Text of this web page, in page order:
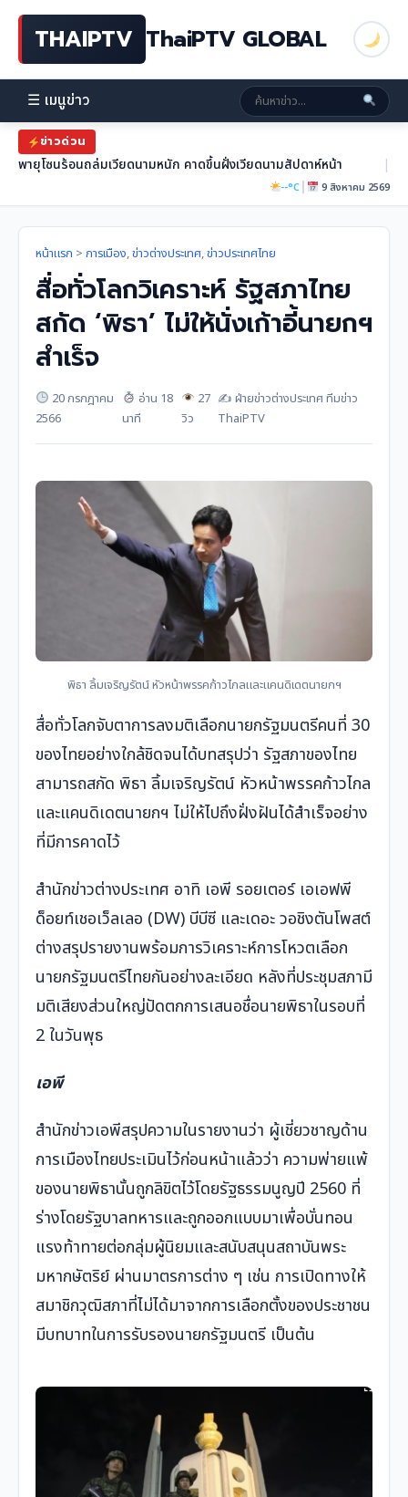
THAIPTV ThaiPTV GLOBAL
☰ เมนูข่าว
ข่าวด่วน
พายุโซนร้อนถล่มเวียดนามหนัก คาดขึ้นฝั่งเวียดนามสัปดาห์หน้า |
--°C| 9 สิงหาคม 2569
หน้าแรก > การเมือง,ข่าวต่างประเทศ,ข่าวประเทศไทย
สื่อทั่วโลกวิเคราะห์ รัฐสภาไทย
สกัด ‘พิธา’ ไม่ให้นั่งเก้าอี้นายกฯ
สำเร็จ
20 กรกฎาคม
2566
อ่าน 18
นาที
27
วิว
✍️ ฝ่ายข่าวต่างประเทศ ทีมข่าว
ThaiPTV
พิธา ลิ้มเจริญรัตน์ หัวหน้าพรรคก้าวไกลและแคนดิเดตนายกฯ
สื่อทั่วโลกจับตาการลงมติเลือกนายกรัฐมนตรีคนที่ 30
ของไทยอย่างใกล้ชิดจนได้บทสรุปว่า รัฐสภาของไทย
สามารถสกัด พิธา ลิ้มเจริญรัตน์ หัวหน้าพรรคก้าวไกล
และแคนดิเดตนายกฯ ไม่ให้ไปถึงฝั่งฝันได้สำเร็จอย่าง
ที่มีการคาดไว้
สำนักข่าวต่างประเทศ อาทิ เอพี รอยเตอร์ เอเอฟพี
ด็อยท์เชอเว็ลเลอ (DW) บีบีซี และเดอะ วอชิงตันโพสต์
ต่างสรุปรายงานพร้อมการวิเคราะห์การโหวตเลือก
นายกรัฐมนตรีไทยกันอย่างละเอียด หลังที่ประชุมสภามี
มติเสียงส่วนใหญ่ปัดตกการเสนอชื่อนายพิธาในรอบที่
2 ในวันพุธ
เอพี
สำนักข่าวเอพีสรุปความในรายงานว่า ผู้เชี่ยวชาญด้าน
การเมืองไทยประเมินไว้ก่อนหน้าแล้วว่า ความพ่ายแพ้
ของนายพิธานั้นถูกลิขิตไว้โดยรัฐธรรมนูญปี 2560 ที่
ร่างโดยรัฐบาลทหารและถูกออกแบบมาเพื่อบั่นทอน
แรงท้าทายต่อกลุ่มผู้นิยมและสนับสนุนสถาบันพระ
มหากษัตริย์ ผ่านมาตรการต่าง ๆ เช่น การเปิดทางให้
สมาชิกวุฒิสภาที่ไม่ได้มาจากการเลือกตั้งของประชาชน
มีบทบาทในการรับรองนายกรัฐมนตรี เป็นต้น